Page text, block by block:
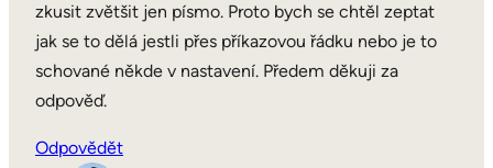
zkusit zvětšit jen písmo. Proto bych se chtěl zeptat
jak se to dělá jestli přes příkazovou řádku nebo je to
schované někde v nastavení. Předem děkuji za
odpověď.
Odpovědět